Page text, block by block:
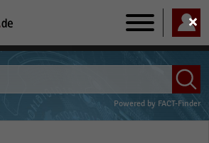
Main
navigation
Powered by FACT-Finder